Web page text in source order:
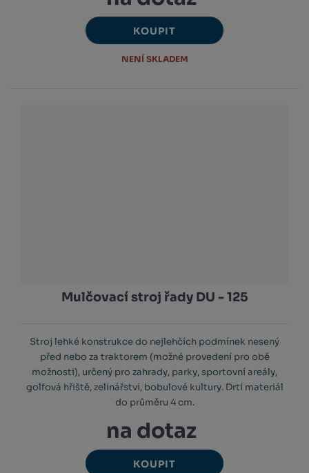
KOUPIT
NENÍ SKLADEM
Mulčovací stroj řady DU - 125
Stroj lehké konstrukce do nejlehčích podmínek nesený
před nebo za traktorem (možné provedení pro obě
možnosti), určený pro zahrady, parky, sportovní areály,
golfová hřiště, zelinářství, bobulové kultury. Drtí materiál
do průměru 4 cm.
na dotaz
KOUPIT